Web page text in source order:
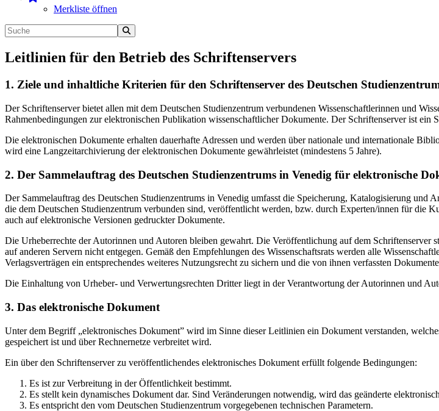
Merkliste öffnen
Leitlinien für den Betrieb des Schriftenservers
1. Ziele und inhaltliche Kriterien für den Schriftenserver des Deutschen
Der Schriftenserver bietet allen mit dem Deutschen Studienzentrum verbundenen Wissenschaftlerinnen und
Rahmenbedingungen zur elektronischen Publikation wissenschaftlicher Dokumente. Der Schriftenserver ist ein
Die elektronischen Dokumente erhalten dauerhafte Adressen und werden über nationale und internationale
wird eine Langzeitarchivierung der elektronischen Dokumente gewährleistet (mindestens 5 Jahre).
2. Der Sammelauftrag des Deutschen Studienzentrums in Venedig für elektronische
Der Sammelauftrag des Deutschen Studienzentrums in Venedig umfasst die Speicherung, Katalogisierung
die dem Deutschen Studienzentrum verbunden sind, veröffentlicht werden, bzw. durch Experten/innen für die
auch auf elektronische Versionen gedruckter Dokumente.
Die Urheberrechte der Autorinnen und Autoren bleiben gewahrt. Die Veröffentlichung auf dem
auf anderen Servern nicht entgegen. Gemäß den Empfehlungen des Wissenschaftsrats werden alle
Verlagsverträgen ein entsprechendes weiteres Nutzungsrecht zu sichern und die von ihnen verfassten
Die Einhaltung von Urheber- und Verwertungsrechten Dritter liegt in der Verantwortung der Autorinnen und
3. Das elektronische Dokument
Unter dem Begriff „elektronisches Dokument” wird im Sinne dieser Leitlinien ein Dokument verstanden,
gespeichert ist und über Rechnernetze verbreitet wird.
Ein über den Schriftenserver zu veröffentlichendes elektronisches Dokument erfüllt folgende Bedingungen:
Es ist zur Verbreitung in der Öffentlichkeit bestimmt.
Es stellt kein dynamisches Dokument dar. Sind Veränderungen notwendig, wird das geänderte
Es entspricht den vom Deutschen Studienzentrum vorgegebenen technischen Parametern.